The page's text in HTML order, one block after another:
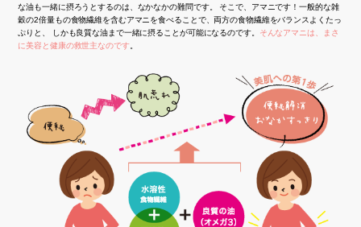
な油も一緒に摂ろうとするのは、なかなかの難問です。 そこで、アマニです！一般的な雑
穀の2倍量もの食物繊維を含むアマニを食べることで、両方の食物繊維をバランスよくたっ
ぷりと、 しかも良質な油まで一緒に摂ることが可能になるのです。
そんなアマニは、まさ
に美容と健康の救世主なのです。